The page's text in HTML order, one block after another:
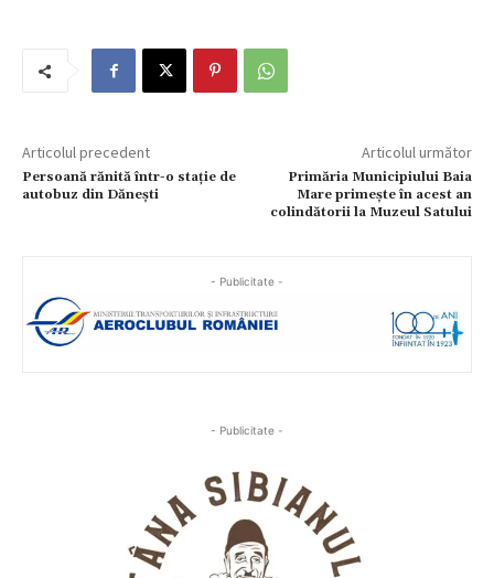
Articolul precedent
Persoană rănită într-o stație de
autobuz din Dănești
Articolul următor
Primăria Municipiului Baia
Mare primește în acest an
colindătorii la Muzeul Satului
- Publicitate -
- Publicitate -